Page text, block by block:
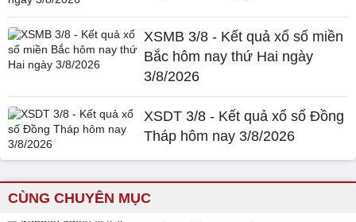
XSMB 3/8 - Kết quả xổ số miền
Bắc hôm nay thứ Hai ngày
3/8/2026
XSDT 3/8 - Kết quả xổ số Đồng
Tháp hôm nay 3/8/2026
CÙNG CHUYÊN MỤC